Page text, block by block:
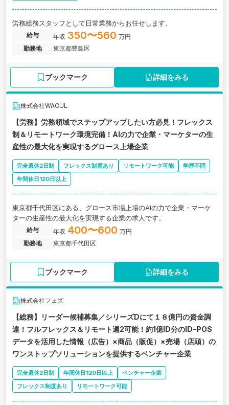
労務総務スタッフとして日常業務からお任せします。
給与 年収 350〜560 万円
勤務地
東京都豊島区
ブックマーク 詳細をみる
株式会社WACUL
【労務】労務領域でステップアップしたい方必見！フレックス
制＆リモートワーク環境完備！AIの力で企業・マーケターの生
産性の最大化を実現するグロース上場企業
完全週休2日制 フレックス制度あり リモートワーク可能
学歴不問
年間休日120日以上
東京都千代田区にある、グロース市場上場のAIの力で企業・マーケ
ターの生産性の最大化を実現する企業の求人です。
給与 年収 400〜600 万円
勤務地
東京都千代田区
ブックマーク 詳細をみる
株式会社フェズ
【総務】リーダー候補募集／シリーズDにて１８億円の資金調
達！フルフレックス＆リモート週2可能！約1億ID分のID-POS
データを活用した情報（広告）×商品（販促）×売場（店頭）の
ワンストップソリューションを提供するベンチャー企業
完全週休2日制 年間休日120日以上
ベンチャー企業
フレックス制度あり
リモートワーク可能